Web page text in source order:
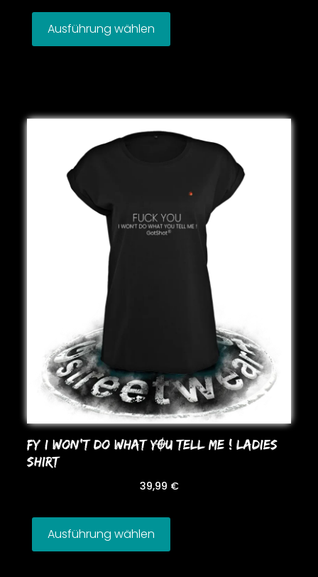
Ausführung wählen
FY I WoN’T Do WHAT YOU TELL ME ! LADIES
SHIRT
39,99 €
Ausführung wählen